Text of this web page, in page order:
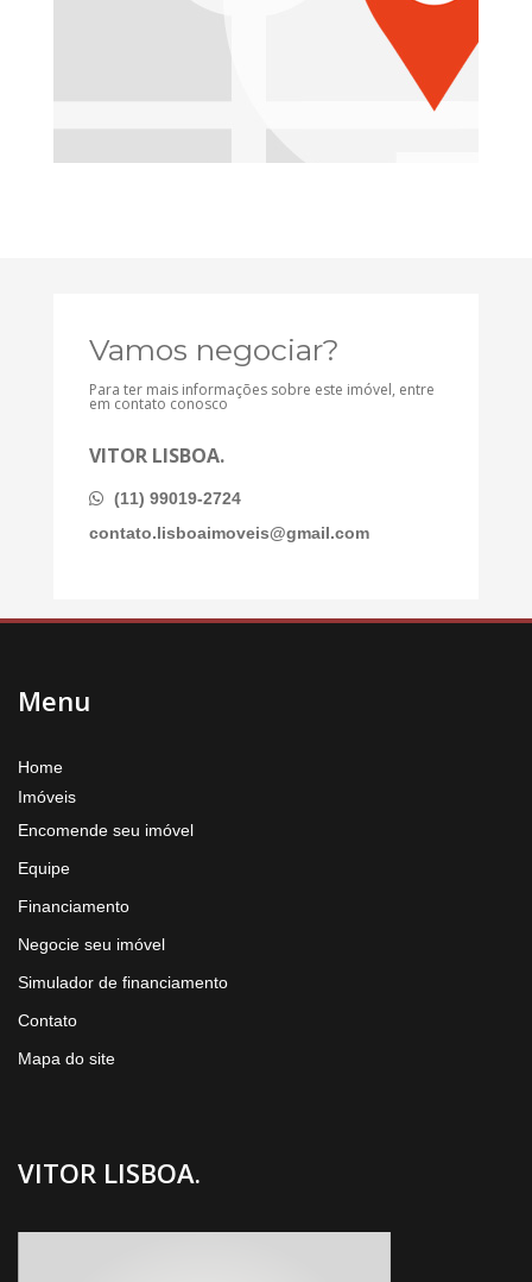
Vamos negociar?
Para ter mais informações sobre este imóvel, entre
em contato conosco
VITOR LISBOA.
(11) 99019-2724
contato.lisboaimoveis@gmail.com
Menu
Home
Imóveis
Encomende seu imóvel
Equipe
Financiamento
Negocie seu imóvel
Simulador de financiamento
Contato
Mapa do site
VITOR LISBOA.